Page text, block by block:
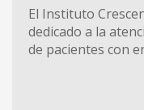
El Instituto
dedicado a la
de pacientes con